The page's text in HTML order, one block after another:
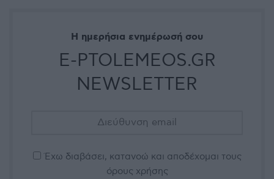
Η ημερήσια ενημέρωσή σου
E-PTOLEMEOS.GR
NEWSLETTER
Έχω διαβάσει, κατανοώ και αποδέχομαι τους
όρους χρήσης